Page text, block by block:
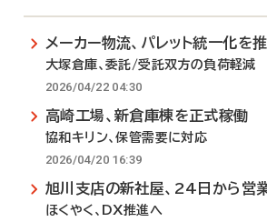
メーカー物流、パレット統一化を
大塚倉庫、委託/受託双方の負荷軽減
2026/04/22 04:30
高崎工場、新倉庫棟を正式稼働
協和キリン、保管需要に対応
2026/04/20 16:39
旭川支店の新社屋、24日から営
ほくやく、DX推進へ